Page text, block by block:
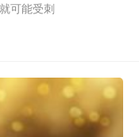
可能受刺